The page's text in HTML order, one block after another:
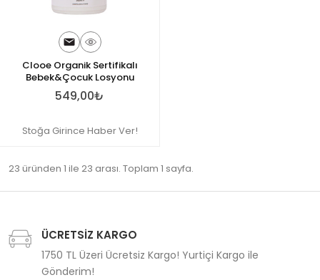
Clooe Organik Sertifikalı
Bebek&Çocuk Losyonu
549,00₺
Stoğa Girince Haber Ver!
23 üründen 1 ile 23 arası. Toplam 1 sayfa.
ÜCRETSİZ KARGO
1750 TL Üzeri Ücretsiz Kargo! Yurtiçi Kargo ile
Gönderim!